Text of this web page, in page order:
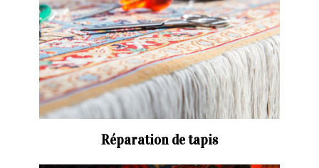
Réparation de tapis